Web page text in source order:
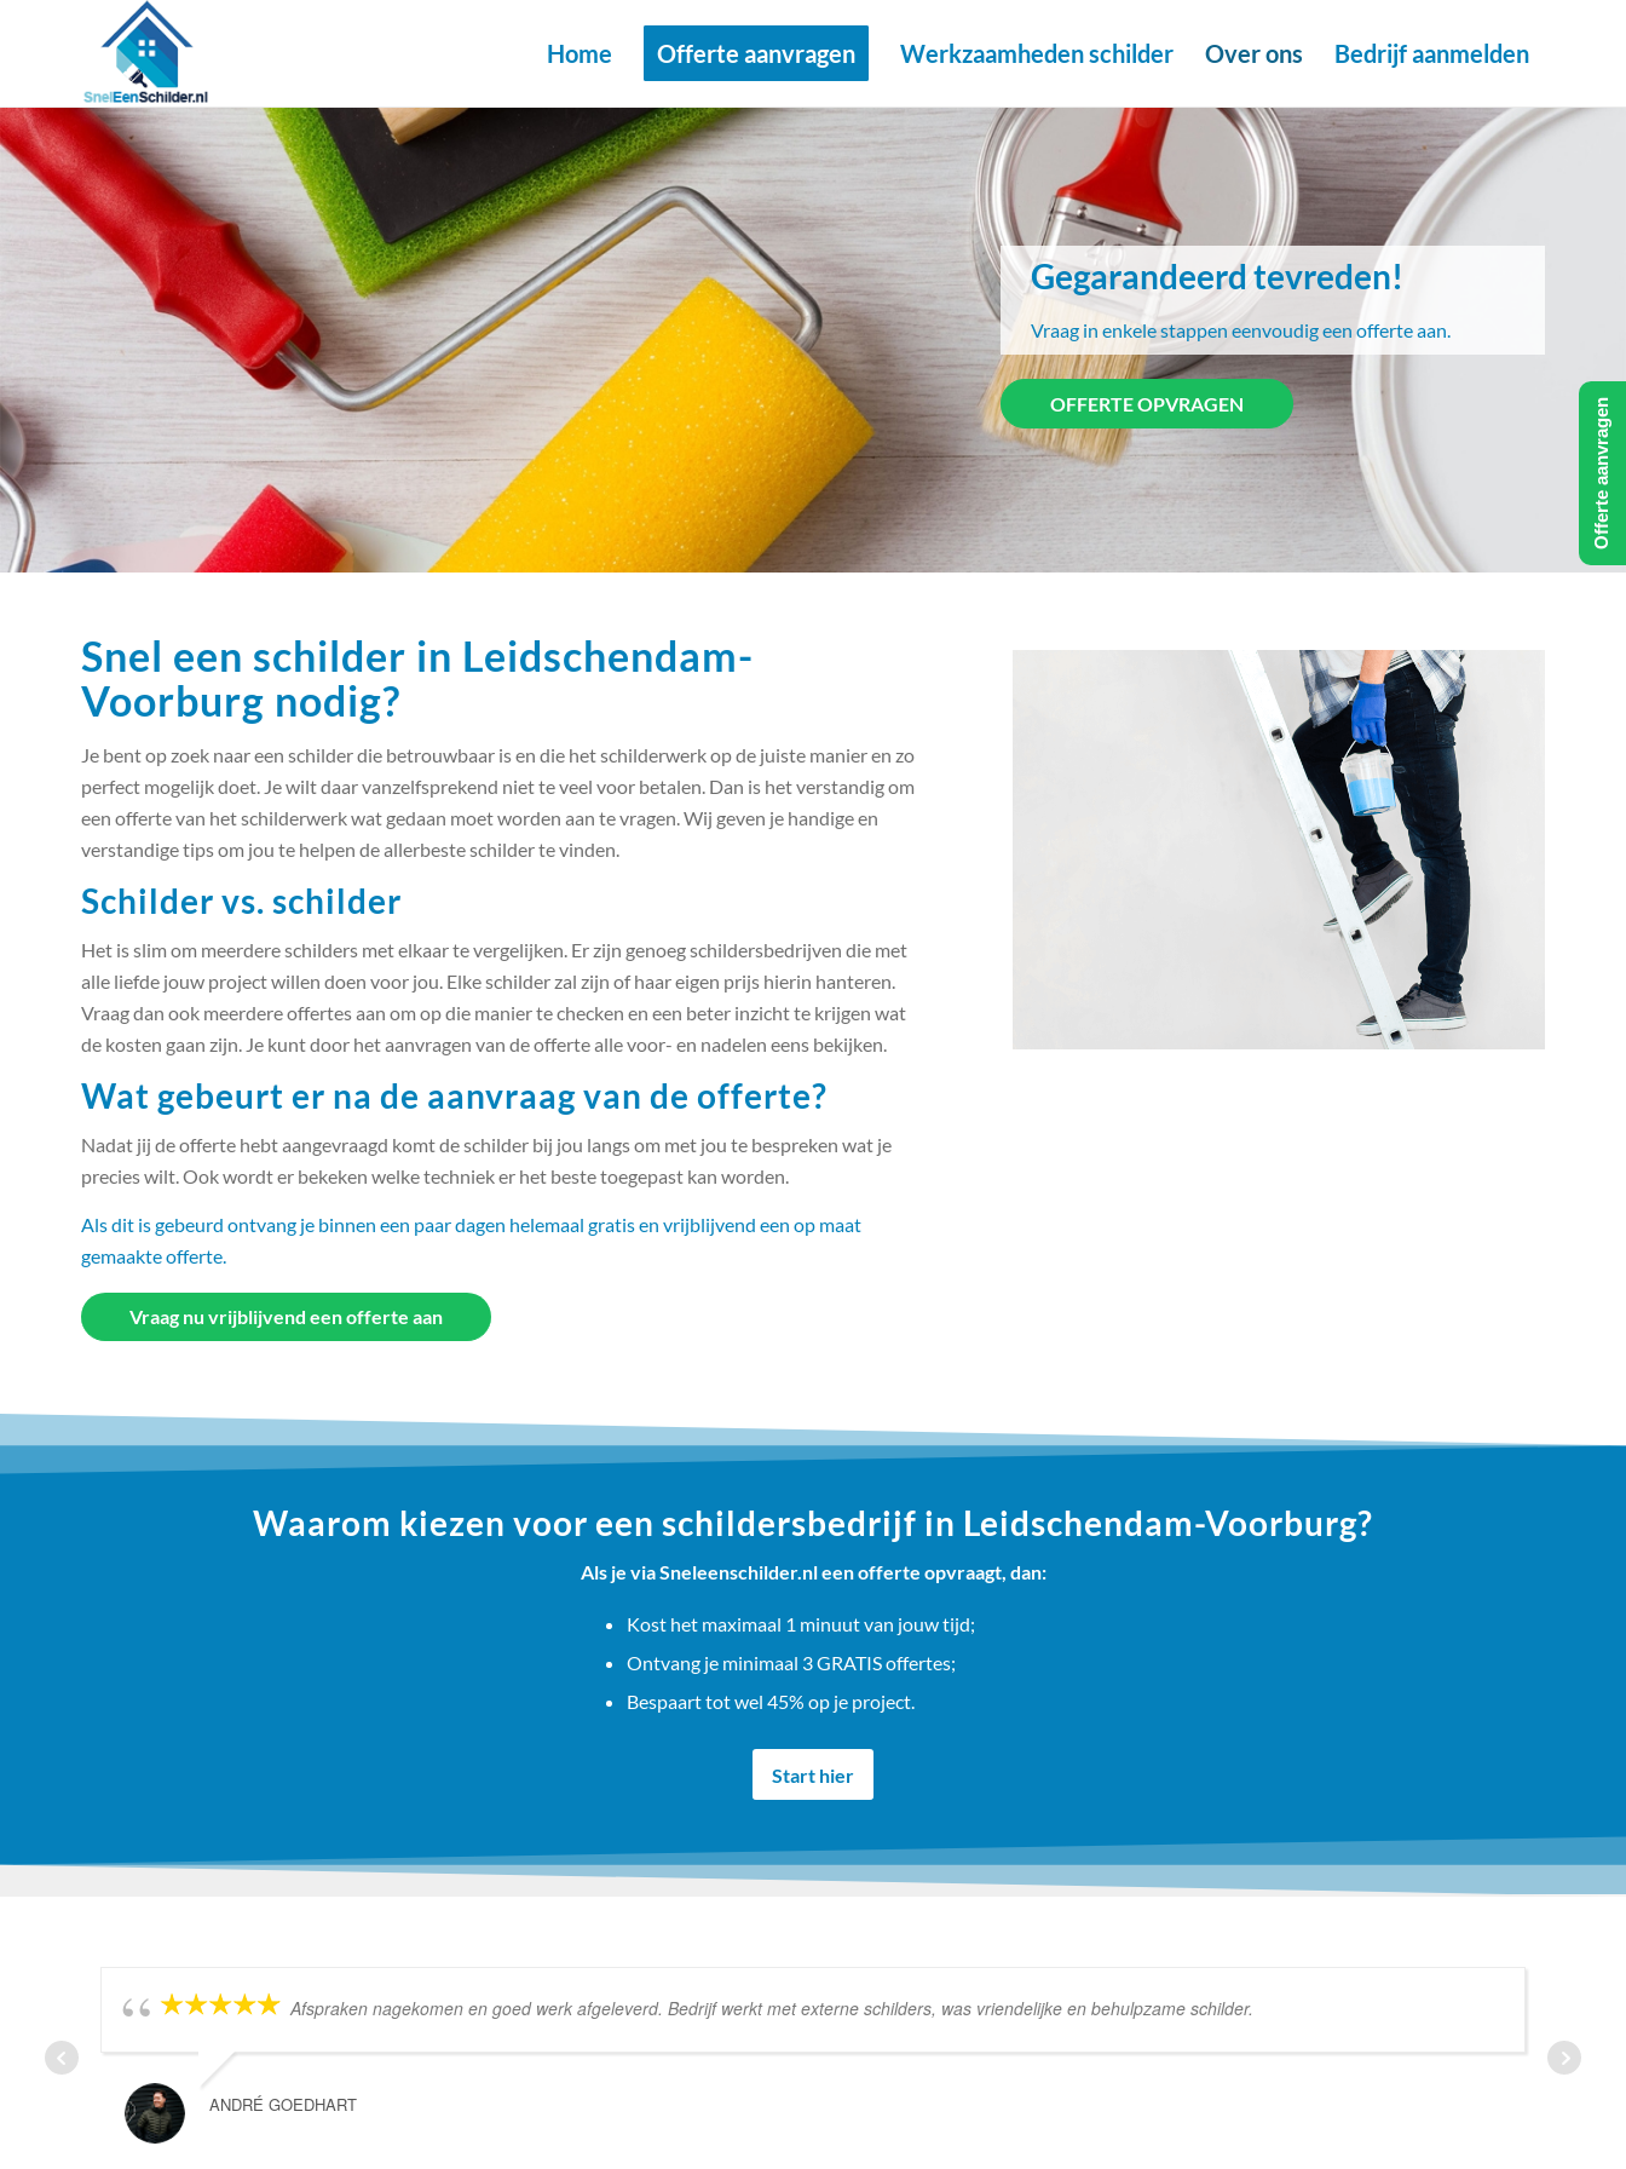
Home Offerte aanvragen Werkzaamheden schilder Over ons Bedrijf aanmelden
Gegarandeerd tevreden!
Vraag in enkele stappen eenvoudig een offerte aan.
OFFERTE OPVRAGEN
Snel een schilder in Leidschendam-
Voorburg nodig?
Je bent op zoek naar een schilder die betrouwbaar is en die het schilderwerk op de juiste manier en zo
perfect mogelijk doet. Je wilt daar vanzelfsprekend niet te veel voor betalen. Dan is het verstandig om
een offerte van het schilderwerk wat gedaan moet worden aan te vragen. Wij geven je handige en
verstandige tips om jou te helpen de allerbeste schilder te vinden.
Schilder vs. schilder
Het is slim om meerdere schilders met elkaar te vergelijken. Er zijn genoeg schildersbedrijven die met
alle liefde jouw project willen doen voor jou. Elke schilder zal zijn of haar eigen prijs hierin hanteren.
Vraag dan ook meerdere offertes aan om op die manier te checken en een beter inzicht te krijgen wat
de kosten gaan zijn. Je kunt door het aanvragen van de offerte alle voor- en nadelen eens bekijken.
Wat gebeurt er na de aanvraag van de offerte?
Nadat jij de offerte hebt aangevraagd komt de schilder bij jou langs om met jou te bespreken wat je
precies wilt. Ook wordt er bekeken welke techniek er het beste toegepast kan worden.
Als dit is gebeurd ontvang je binnen een paar dagen helemaal gratis en vrijblijvend een op maat
gemaakte offerte.
Vraag nu vrijblijvend een offerte aan
Waarom kiezen voor een schildersbedrijf in Leidschendam-Voorburg?
Als je via Sneleenschilder.nl een offerte opvraagt, dan:
Kost het maximaal 1 minuut van jouw tijd;
Ontvang je minimaal 3 GRATIS offertes;
Bespaart tot wel 45% op je project.
Start hier
Afspraken nagekomen en goed werk afgeleverd. Bedrijf werkt met externe schilders, was vriendelijke en behulpzame schilder.
ANDRÉ GOEDHART
Offerte aanvragen